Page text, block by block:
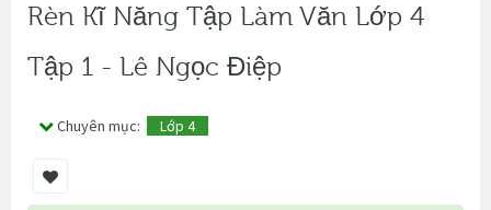
Rèn Kĩ Năng Tập Làm Văn Lớp 4
Tập 1 - Lê Ngọc Điệp
Chuyên mục: Lớp 4